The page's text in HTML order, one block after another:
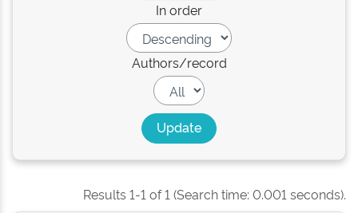
In order
Authors/record
Results 1-1 of 1 (Search time: 0.001 seconds).